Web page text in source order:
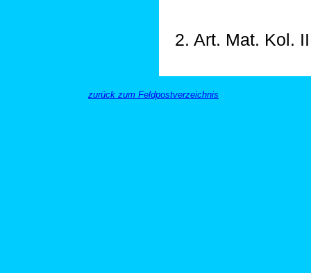
2. Art. Mat. Kol.
zurück zum Feldpostverzeichnis